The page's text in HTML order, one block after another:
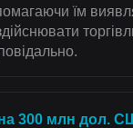
їм
300 млн дол.